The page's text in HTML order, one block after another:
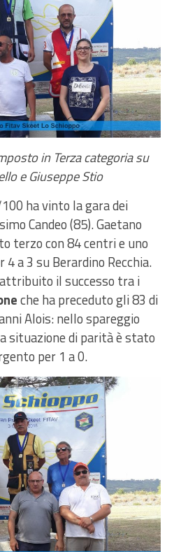
in Terza categoria su
e Giuseppe Stio
ha vinto la gara dei
Candeo (85). Gaetano
terzo con 84 centri e uno
a 3 su Berardino Recchia.
il successo tra i
che ha preceduto gli 83 di
Alois: nello spareggio
situazione di parità è stato
per 1 a 0.